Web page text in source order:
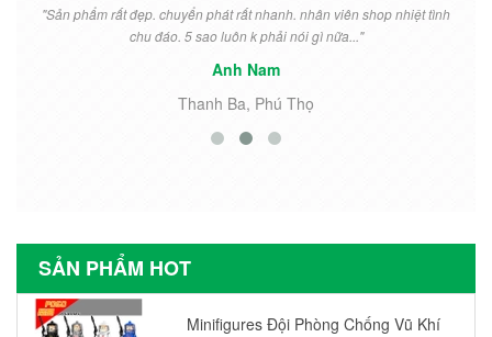
"Sản phẩm rất đẹp. chuyển phát rất nhanh. nhân viên shop nhiệt tình
chu đáo. 5 sao luôn k phải nói gì nữa..."
Anh Nam
Thanh Ba, Phú Thọ
SẢN PHẨM HOT
Minifigures Đội Phòng Chống Vũ Khí